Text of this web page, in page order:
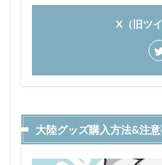
X（旧ツ
大陸グッズ購入方法&注